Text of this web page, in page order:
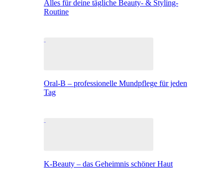
Alles für deine tägliche Beauty- & Styling-
Routine
Oral-B – professionelle Mundpflege für jeden
Tag
K-Beauty – das Geheimnis schöner Haut